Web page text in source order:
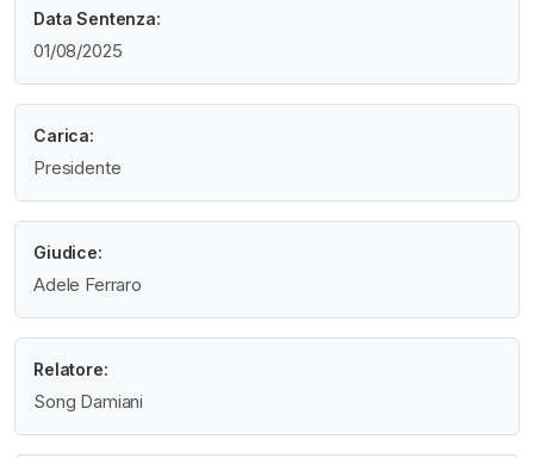
Data Sentenza:
01/08/2025
Carica:
Presidente
Giudice:
Adele Ferraro
Relatore:
Song Damiani